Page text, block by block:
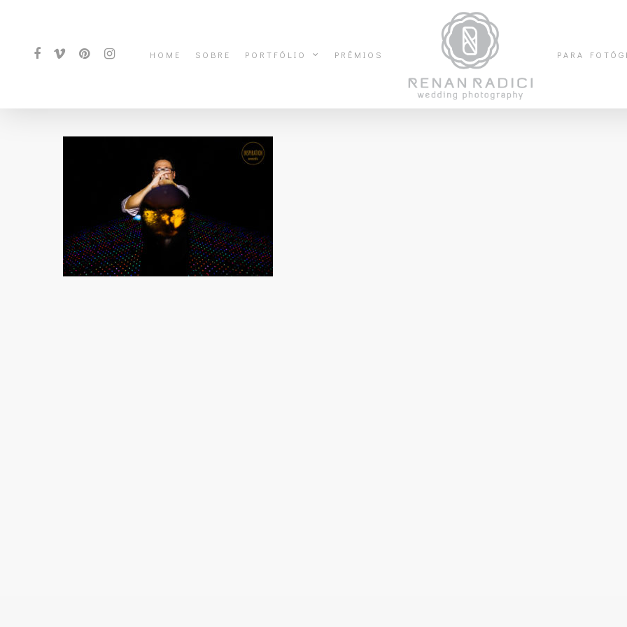
HOME SOBRE PORTFÓLIO PRÊMIOS PARA